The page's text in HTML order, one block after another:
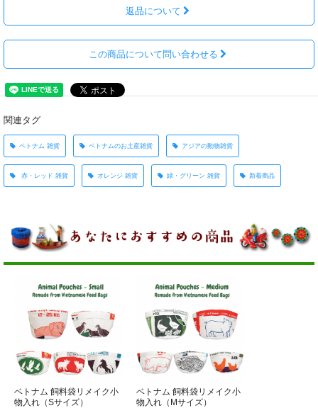
返品について
この商品について問い合わせる
関連タグ
ベトナム 雑貨 ベトナムのお土産雑貨 アジアの動物雑貨
赤・レッド 雑貨 オレンジ 雑貨 緑・グリーン 雑貨 新着商品
ベトナム 飼料袋リメイク小
物入れ（Sサイズ）
ベトナム 飼料袋リメイク小
物入れ（Mサイズ）